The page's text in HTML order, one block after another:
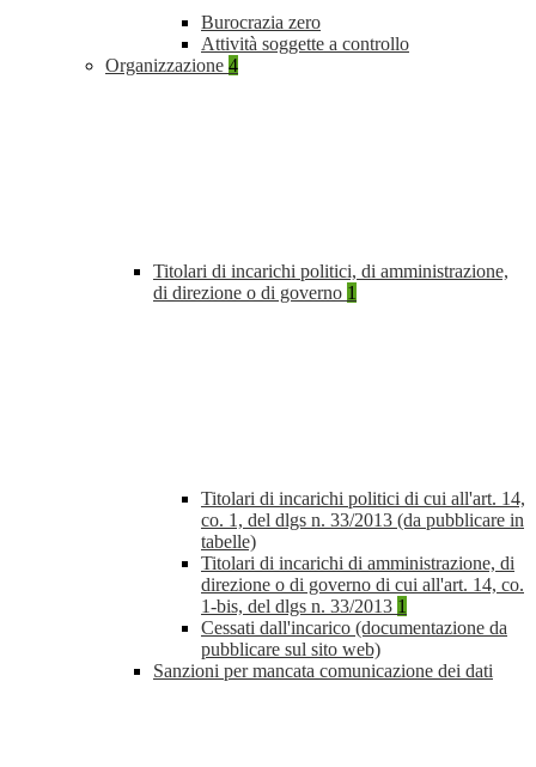
Burocrazia zero
Attività soggette a controllo
Organizzazione 4
Titolari di incarichi politici, di amministrazione,
di direzione o di governo 1
Titolari di incarichi politici di cui all'art. 14,
co. 1, del dlgs n. 33/2013 (da pubblicare in
tabelle)
Titolari di incarichi di amministrazione, di
direzione o di governo di cui all'art. 14, co.
1-bis, del dlgs n. 33/2013 1
Cessati dall'incarico (documentazione da
pubblicare sul sito web)
Sanzioni per mancata comunicazione dei dati